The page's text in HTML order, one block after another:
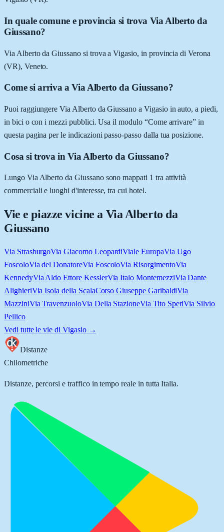
In quale comune e provincia si trova Via Alberto da
Giussano?
Via Alberto da Giussano si trova a Vigasio, in provincia di Verona
(VR), Veneto.
Come si arriva a Via Alberto da Giussano?
Puoi raggiungere Via Alberto da Giussano a Vigasio in auto, a piedi,
in bici o con i mezzi pubblici. Usa il modulo “Come arrivare” in
questa pagina per le indicazioni passo-passo dalla tua posizione.
Cosa si trova in Via Alberto da Giussano?
Lungo Via Alberto da Giussano sono mappati 1 tra attività
commerciali e luoghi d'interesse, tra cui hotel.
Vie e piazze vicine a Via Alberto da
Giussano
Via StrasburgoVia Giacomo LeopardiViale EuropaVia Ugo
FoscoloVia del DonatoreVia FoscoloVia RisorgimentoVia
KennedyVia Aldo Ettore KesslerVia Italo MontemezziVia Dante
AlighieriVia Isola della ScalaCorso Giuseppe GaribaldiVia
MazziniVia TravenzuoloVia Della StazioneVia Tito SperiVia Silvio
Pellico
Vedi tutte le vie di Vigasio→
Distanze
Chilometriche
Distanze, percorsi e traffico in tempo reale in tutta Italia.